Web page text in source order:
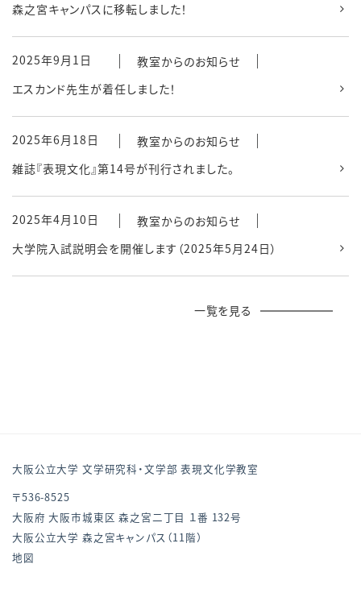
森之宮キャンパスに移転しました！
2025年9月1日
教室からのお知らせ
エスカンド先生が着任しました！
2025年6月18日
教室からのお知らせ
雑誌『表現文化』第14号が刊行されました。
2025年4月10日
教室からのお知らせ
大学院入試説明会を開催します（2025年5月24日）
一覧を見る
大阪公立大学 文学研究科・文学部 表現文化学教室
〒536-8525
大阪府 大阪市城東区 森之宮二丁目 １番 132号
大阪公立大学 森之宮キャンパス（11階）
地図